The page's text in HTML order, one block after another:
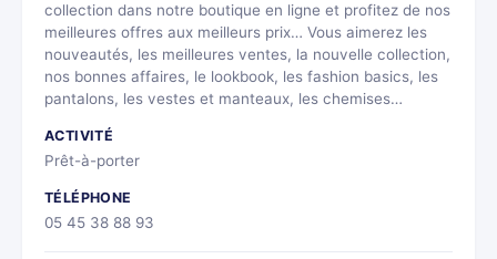
collection dans notre boutique en ligne et profitez de nos
meilleures offres aux meilleurs prix… Vous aimerez les
nouveautés, les meilleures ventes, la nouvelle collection,
nos bonnes affaires, le lookbook, les fashion basics, les
pantalons, les vestes et manteaux, les chemises…
ACTIVITÉ
Prêt-à-porter
TÉLÉPHONE
05 45 38 88 93